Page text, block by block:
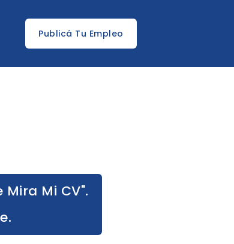
Publicá Tu Empleo
Mi CV".